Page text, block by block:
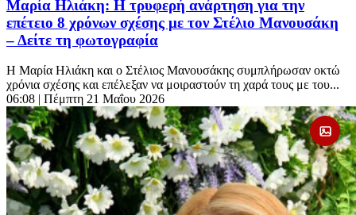
Μαρία Ηλιάκη: Η τρυφερή ανάρτηση για την
επέτειο 8 χρόνων σχέσης με τον Στέλιο Μανουσάκη
– Δείτε τη φωτογραφία
Η Μαρία Ηλιάκη και ο Στέλιος Μανουσάκης συμπλήρωσαν οκτώ
χρόνια σχέσης και επέλεξαν να μοιραστούν τη χαρά τους με του...
06:08 | Πέμπτη 21 Μαΐου 2026